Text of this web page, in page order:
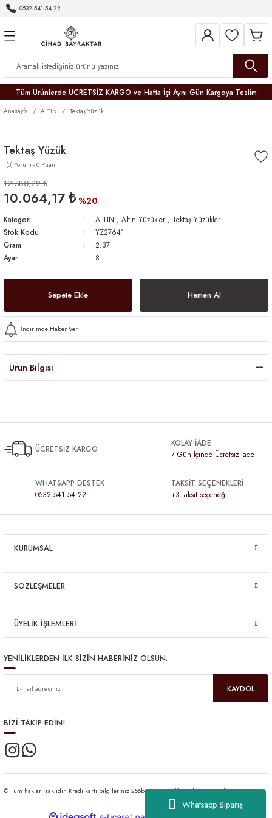
Whatsapp Sipariş
0532 541 54 22
Tüm Ürünlerde ÜCRETSİZ KARGO ve Hafta İçi Aynı Gün Kargoya Teslim
Anasayfa ALTIN Tektaş Yüzük
Tektaş Yüzük
(0) Yorum - 0 Puan
12.580,22 ₺
10.064,17 ₺ %20
Kategori ALTIN , Altın Yüzükler , Tektaş Yüzükler
Stok Kodu
YZ27641
Gram
2.37
Ayar
8
Sepete Ekle Hemen Al
İndirimde Haber Ver
Ürün Bilgisi
ÜCRETSİZ KARGO
KOLAY İADE
7 Gün İçinde Ücretsiz İade
WHATSAPP DESTEK
0532 541 54 22
TAKSİT SEÇENEKLERİ
+3 taksit seçeneği
KURUMSAL
SÖZLEŞMELER
ÜYELİK İŞLEMLERİ
YENİLİKLERDEN İLK SİZİN HABERİNİZ OLSUN.
KAYDOL
BİZİ TAKİP EDİN!
© Tüm hakları saklıdır. Kredi kartı bilgileriniz 256bit SSL sertifikası ile korunmaktadır.
ideasoft